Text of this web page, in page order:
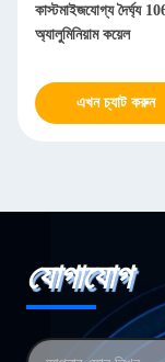
কাস্টমাইজযোগ্য দৈর্ঘ্য
অ্যালুমিনিয়াম কয়েল
এখন চ্যাট করুন
যোগাযোগ